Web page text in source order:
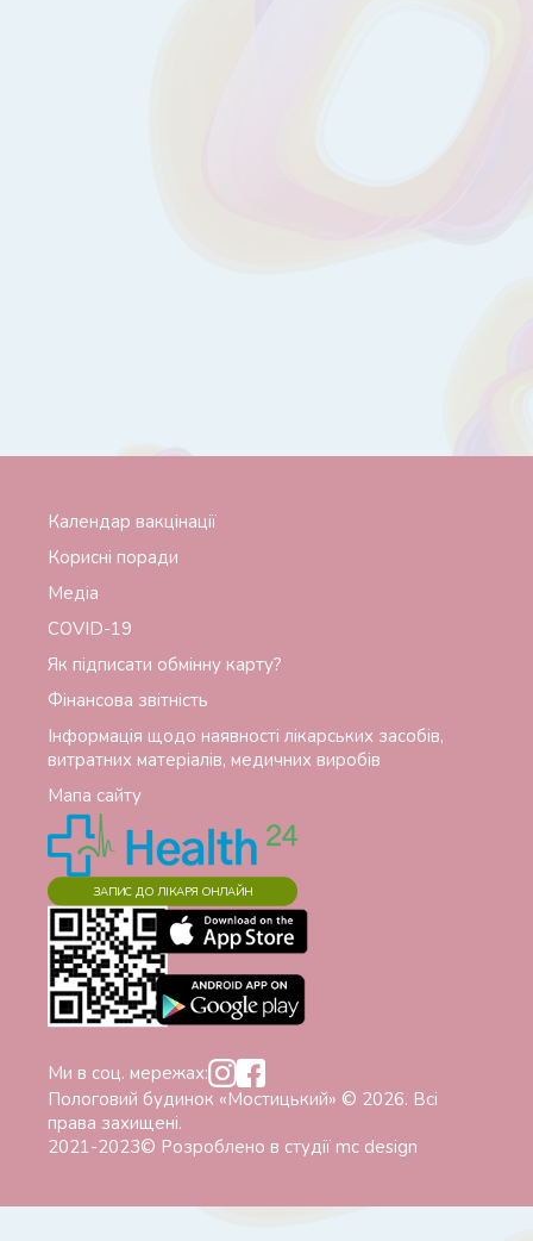
Календар вакцінації
Корисні поради
Медіа
СОVID-19
Як підписати обмінну карту?
Фінансова звітність
Інформація щодо наявності лікарських засобів,
витратних матеріалів, медичних виробів
Мапа сайту
ЗАПИС ДО ЛІКАРЯ ОНЛАЙН
Ми в соц. мережах:
Пологовий будинок «Мостицький» © 2026. Всі
права захищені.
2021-2023© Розроблено в студії mc design